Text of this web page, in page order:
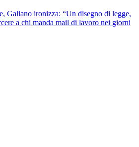
Galiano ironizza: “Un disegno di legge,
a chi manda mail di lavoro nei giorni